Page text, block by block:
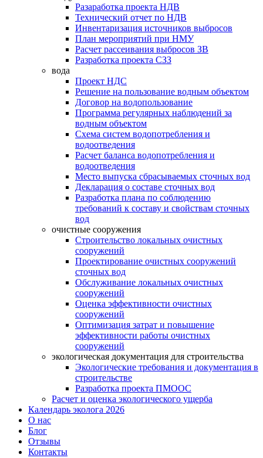
Разаработка проекта НДВ
Технический отчет по НДВ
Инвентаризация источников выбросов
План мероприятий при НМУ
Расчет рассеивания выбросов ЗВ
Разработка проекта СЗЗ
вода
Проект НДС
Решение на пользование водным объектом
Договор на водопользование
Программа регулярных наблюдений за
водным объектом
Схема систем водопотребления и
водоотведения
Расчет баланса водопотребления и
водоотведения
Место выпуска сбрасываемых сточных вод
Декларация о составе сточных вод
Разработка плана по соблюдению
требований к составу и свойствам сточных
вод
очистные сооружения
Строительство локальных очистных
сооружений
Проектирование очистных сооружений
сточных вод
Обслуживание локальных очистных
сооружений
Оценка эффективности очистных
сооружений
Оптимизация затрат и повышение
эффективности работы очистных
сооружений
экологическая документация для строительства
Экологические требования и документация в
строительстве
Разработка проекта ПМООС
Расчет и оценка экологического ущерба
Календарь эколога 2026
О нас
Блог
Отзывы
Контакты